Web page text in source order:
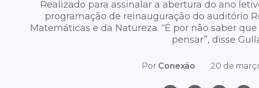
Realizado para assinalar a abertura do ano
programação de reinauguração do auditório
Matemáticas e da Natureza. “É por não saber
pensar”, disse
Por Conexão 20 de